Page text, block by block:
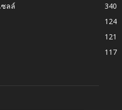
ซลล์
340
124
121
117